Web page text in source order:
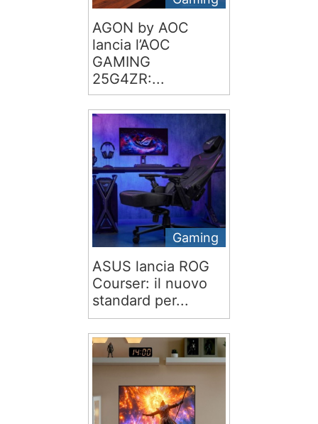
AGON by AOC
lancia l’AOC
GAMING
25G4ZR:...
Gaming
ASUS lancia ROG
Courser: il nuovo
standard per...